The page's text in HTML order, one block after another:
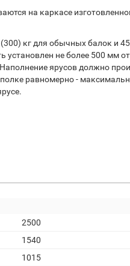
на каркасе
кг для обычных балок и
не более 500 мм
ярусов должно
равномерно -
2500
1540
1015